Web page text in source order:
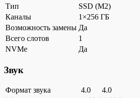
Тип
SSD (M2)
Каналы
1×256 ГБ
Возможность замены Да
Всего слотов
1
NVMe
Да
Звук
Формат звука 4.0
4.0